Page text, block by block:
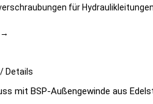
auf.
können
für
→
Dieses
/Details
mit BSP-Außengewinde aus